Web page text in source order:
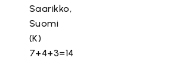
Saarikko,
Suomi
(K)
7+4+3=14